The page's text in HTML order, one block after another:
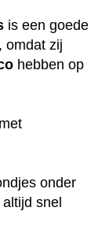
is een goede
, omdat zij
hebben op
onder
snel